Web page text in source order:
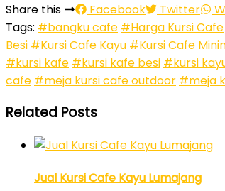
Share this
Facebook Twitter
Tags: #bangku cafe #Harga Kursi Cafe
Besi #Kursi Cafe Kayu #Kursi Cafe
#kursi kafe #kursi kafe besi #kursi
cafe #meja kursi cafe outdoor #meja
Related Posts
Jual Kursi Cafe Kayu Lumajang